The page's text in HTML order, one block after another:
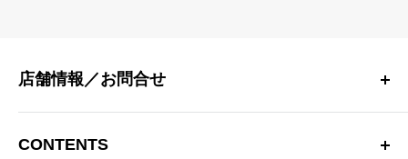
店舗情報／お問合せ
ョン2F
CONTENTS